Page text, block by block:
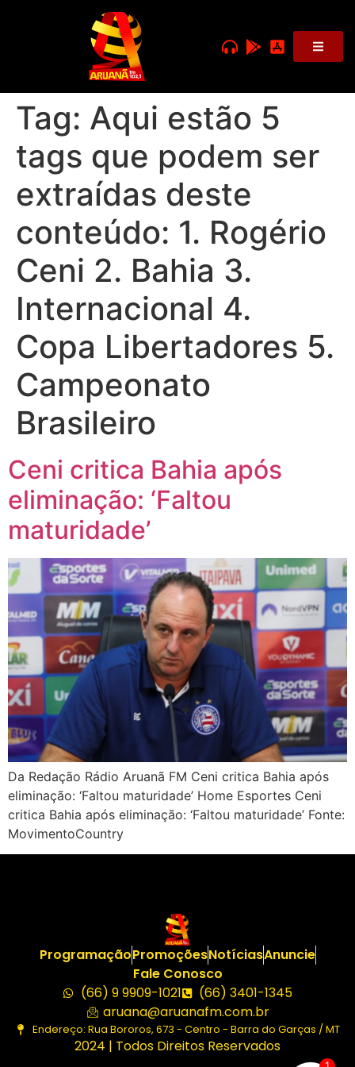
Tag: Aqui estão 5
tags que podem ser
extraídas deste
conteúdo: 1. Rogério
Ceni 2. Bahia 3.
Internacional 4.
Copa Libertadores 5.
Campeonato
Brasileiro
Ceni critica Bahia após
eliminação: ‘Faltou
maturidade’
Da Redação Rádio Aruanã FM Ceni critica Bahia após
eliminação: ‘Faltou maturidade’ Home Esportes Ceni
critica Bahia após eliminação: ‘Faltou maturidade’ Fonte:
MovimentoCountry
ProgramaçãoPromoçõesNotíciasAnuncie
Fale Conosco
(66) 9 9909-1021
(66) 3401-1345
aruana@aruanafm.com.br
Endereço: Rua Bororos, 673 - Centro - Barra do Garças / MT
2024 | Todos Direitos Reservados